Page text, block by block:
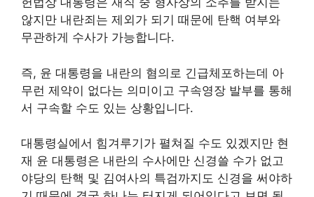
않지만 내란죄는 제외가 되기 때문에 탄핵 여부와
무관하게 수사가 가능합니다.
즉, 윤 대통령을 내란의 혐의로 긴급체포하는데 아
무런 제약이 없다는 의미이고 구속영장 발부를 통해
서 구속할 수도 있는 상황입니다.
대통령실에서 힘겨루기가 펼쳐질 수도 있겠지만 현
재 윤 대통령은 내란의 수사에만 신경쓸 수가 없고
야당의 탄핵 및 김여사의 특검까지도 신경을 써야하